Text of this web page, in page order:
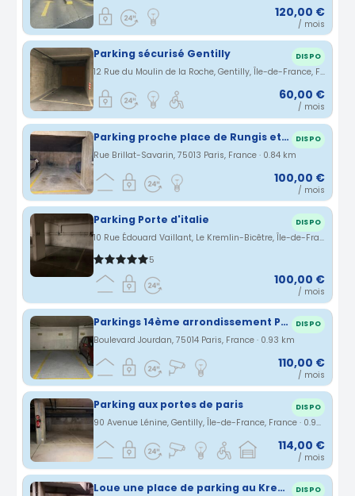
120,00 €
/ mois
Parking sécurisé Gentilly DISPO
12 Rue du Moulin de la Roche, Gentilly, Île-de-France, France · 0.63 km
60,00 €
/ mois
Parking proche place de Rungis et Cité florale DISPO
Rue Brillat-Savarin, 75013 Paris, France · 0.84 km
100,00 €
/ mois
Parking Porte d'italie DISPO
10 Rue Édouard Vaillant, Le Kremlin-Bicêtre, Île-de-France, France · 0.9 km
5
100,00 €
/ mois
Parkings 14ème arrondissement Paris DISPO
Boulevard Jourdan, 75014 Paris, France · 0.93 km
110,00 €
/ mois
Parking aux portes de paris DISPO
90 Avenue Lénine, Gentilly, Île-de-France, France · 0.94 km
114,00 €
/ mois
Loue une place de parking au Kremlin Bicetre (94) - DISPO